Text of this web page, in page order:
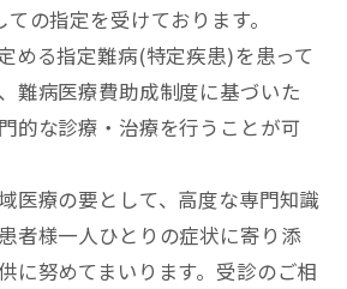
の指定を受けております。
める指定難病(特定疾患)を患って
難病医療費助成制度に基づいた
的な診療・治療を行うことが可
医療の要として、高度な専門知識
者様一人ひとりの症状に寄り添
に努めてまいります。受診のご相